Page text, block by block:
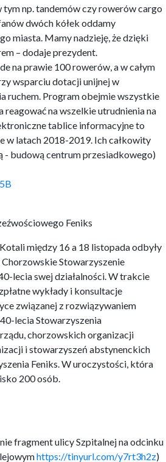
np. tandemów czy rowerów cargo
dwóch kółek oddamy
miasta. Mamy nadzieję, że dzięki
– dodaje prezydent.
na prawie 100 rowerów, a w całym
wsparciu dotacji unijnej w
ruchem. Program obejmie wszystkie
reagować na wszelkie utrudnienia na
tablice informacyjne to
w latach 2018-2019. Ich całkowity
- budową centrum przesiadkowego)
Feniks
między 16 a 18 listopada odbyły
Stowarzyszenie
lecia swej działalności. W trakcie
wykłady i konsultacje
związanej z rozwiązywaniem
lecia Stowarzyszenia
chorzowskich organizacji
i stowarzyszeń abstynenckich
Feniks. W uroczystości, która
200 osób.
fragment ulicy Szpitalnej na odcinku
https://tinyurl.com/y7rt3h2z)